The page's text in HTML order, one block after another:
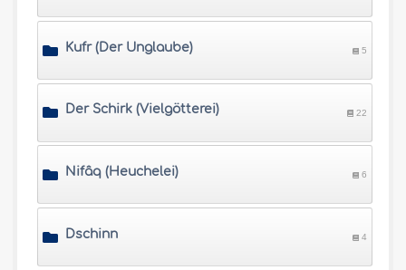
Kufr (Der Unglaube) 5
Der Schirk (Vielgötterei) 22
Nifâq (Heuchelei) 6
Dschinn 4